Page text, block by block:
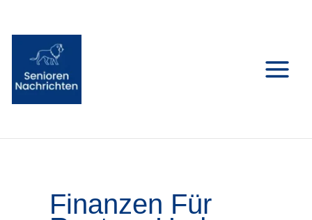
Inhalt
springen
Finanzen Für